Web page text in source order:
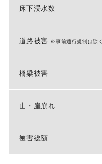
床下浸水数
道路被害 ※事前通行規制は除く
橋梁被害
山・崖崩れ
被害総額